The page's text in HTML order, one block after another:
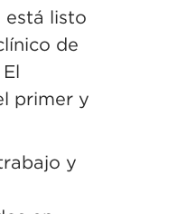
está listo
de
primer y
y